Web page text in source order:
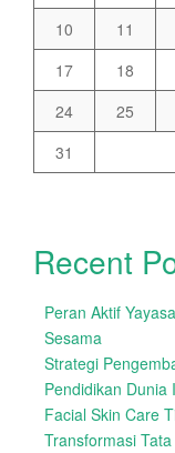
10
11
17
18
24
25
31
Recent
Peran Aktif
Sesama
Strategi
Pendidikan Dunia
Facial Skin Care
Transformasi